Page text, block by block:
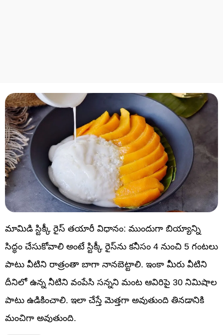
మామిడి స్టిక్కీ రైస్ తయారీ విధానం: ముందుగా బియ్యాన్ని
సిద్ధం చేసుకోవాలి అంటే స్టిక్కీ రైస్‌ను కనీసం 4 నుంచి 5 గంటలు
పాటు వీటిని రాత్రంతా బాగా నానబెట్టాలి. ఇంకా మీరు వీటిని
దీనిలో ఉన్న నీటిని వంపేసి సన్నని మంట ఆవిరిపై 30 నిమిషాల
పాటు ఉడికించాలి. ఇలా చేస్తే మెత్తగా అవుతుంది తినడానికి
మంచిగా అవుతుంది.